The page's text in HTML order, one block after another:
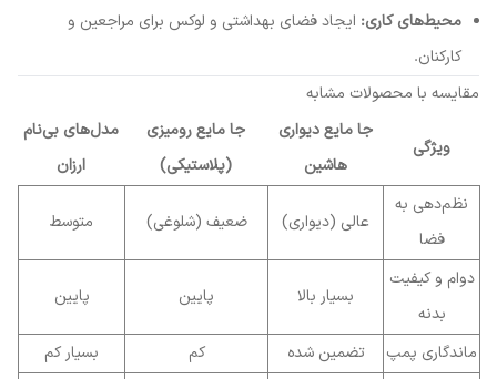
محیط‌های کاری: ایجاد فضای بهداشتی و لوکس برای مراجعین و
کارکنان.
مقایسه با محصولات مشابه
ویژگی
جا مایع دیواری
هاشین
جا مایع رومیزی
(پلاستیکی)
مدل‌های بی‌نام
ارزان
نظم‌دهی به
فضا
عالی (دیواری) ضعیف (شلوغی) متوسط
دوام و کیفیت
بدنه
بسیار بالا پایین پایین
ماندگاری پمپ تضمین شده کم
بسیار کم